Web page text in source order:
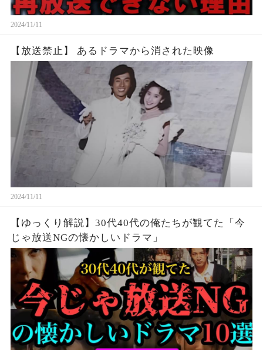
2024/11/11
【放送禁止】 あるドラマから消された映像
2024/11/11
【ゆっくり解説】30代40代の俺たちが観てた「今
じゃ放送NGの懐かしいドラマ」